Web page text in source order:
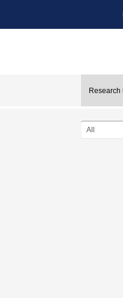
Research